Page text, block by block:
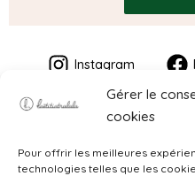
Gérer le
cookies
Pour offrir les meilleures
technologies telles que les
Instagram